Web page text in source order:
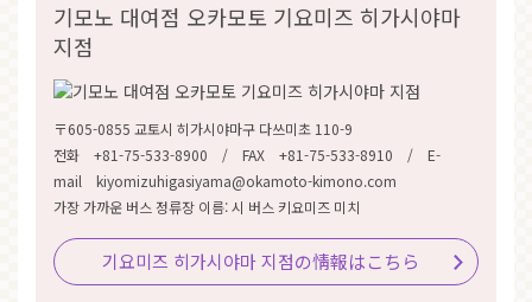
기모노 대여점 오카모토 기요미즈 히가시야마
지점
〒605-0855 교토시 히가시야마구 다쓰미초 110-9
전화 +81-75-533-8900 / FAX +81-75-533-8910 / E-
mail kiyomizuhigasiyama@okamoto-kimono.com
가장 가까운 버스 정류장 이름: 시 버스 키요미즈 미치
기요미즈 히가시야마 지점の情報はこちら